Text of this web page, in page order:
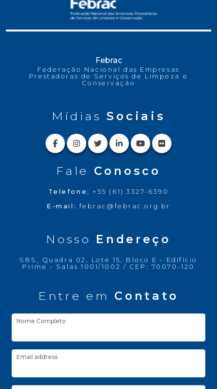
Febrac
Federação Nacional das Empresas
Prestadoras de Serviços de Limpeza e
Conservação
Mídias Sociais
Fale Conosco
Telefone:
+55 (61) 3327-6390
E-mail: febrac@febrac.org.br
Nosso Endereço
SBS, Quadra 02, Lote 15, Bloco E - Edifício
Prime - Salas 1001/1002 / CEP: 70070-120
Entre em Contato
Nome Completo
Email address